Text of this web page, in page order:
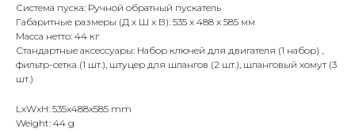
Система пуска: Ручной обратный пускатель
Габаритные размеры (Д х Ш х В): 535 х 488 х 585 мм
Масса нетто: 44 кг
Стандартные аксессуары: Набор ключей для двигателя (1 набор) ,
фильтр-сетка (1 шт.), штуцер для шлангов (2 шт.), шланговый хомут (3
шт.)
LxWxH: 535x488x585 mm
Weight: 44 g